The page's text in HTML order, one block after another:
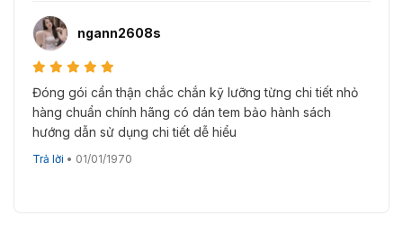
ngann2608s
Đóng gói cẩn thận chắc chắn kỹ lưỡng từng chi tiết nhỏ
hàng chuẩn chính hãng có dán tem bảo hành sách
hướng dẫn sử dụng chi tiết dễ hiểu
Trả lời • 01/01/1970